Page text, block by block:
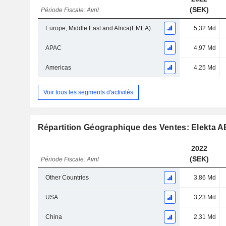
Période Fiscale: Avril
(SEK)
Europe, Middle East and Africa(EMEA) 5,32 Md
APAC 4,97 Md
Americas 4,25 Md
Voir tous les segments d'activités
Répartition Géographique des Ventes: Elekta
Période Fiscale: Avril
2022
(SEK)
Other Countries 3,86 Md
USA 3,23 Md
China 2,31 Md